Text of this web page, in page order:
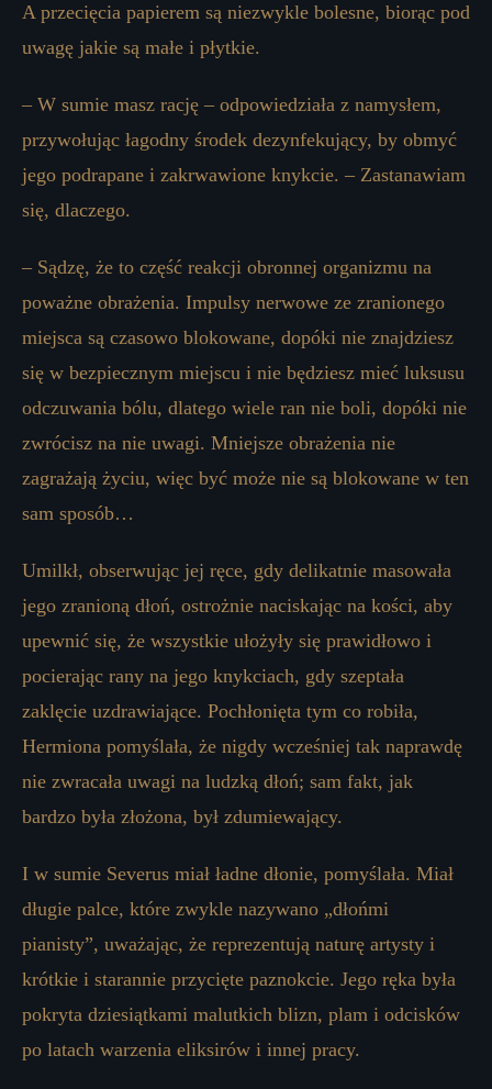
A przecięcia papierem są niezwykle bolesne, biorąc pod
uwagę jakie są małe i płytkie.
– W sumie masz rację – odpowiedziała z namysłem,
przywołując łagodny środek dezynfekujący, by obmyć
jego podrapane i zakrwawione knykcie. – Zastanawiam
się, dlaczego.
– Sądzę, że to część reakcji obronnej organizmu na
poważne obrażenia. Impulsy nerwowe ze zranionego
miejsca są czasowo blokowane, dopóki nie znajdziesz
się w bezpiecznym miejscu i nie będziesz mieć luksusu
odczuwania bólu, dlatego wiele ran nie boli, dopóki nie
zwrócisz na nie uwagi. Mniejsze obrażenia nie
zagrażają życiu, więc być może nie są blokowane w ten
sam sposób…
Umilkł, obserwując jej ręce, gdy delikatnie masowała
jego zranioną dłoń, ostrożnie naciskając na kości, aby
upewnić się, że wszystkie ułożyły się prawidłowo i
pocierając rany na jego knykciach, gdy szeptała
zaklęcie uzdrawiające. Pochłonięta tym co robiła,
Hermiona pomyślała, że ​​nigdy wcześniej tak naprawdę
nie zwracała uwagi na ludzką dłoń; sam fakt, jak
bardzo była złożona, był zdumiewający.
I w sumie Severus miał ładne dłonie, pomyślała. Miał
długie palce, które zwykle nazywano „dłońmi
pianisty”, uważając, że reprezentują naturę artysty i
krótkie i starannie przycięte paznokcie. Jego ręka była
pokryta dziesiątkami malutkich blizn, plam i odcisków
po latach warzenia eliksirów i innej pracy.